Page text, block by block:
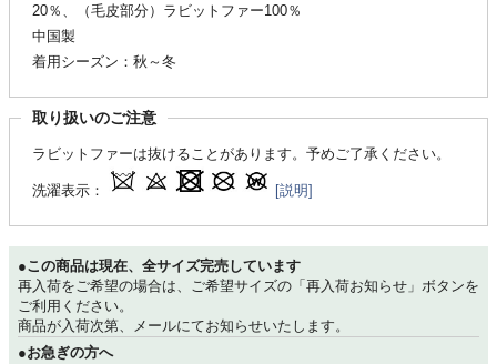
20％、（毛皮部分）ラビットファー100％
中国製
着用シーズン：秋～冬
取り扱いのご注意
ラビットファーは抜けることがあります。予めご了承ください。
洗濯表示： [説明]
●この商品は現在、全サイズ完売しています
再入荷をご希望の場合は、ご希望サイズの「再入荷お知らせ」ボタンを
ご利用ください。
商品が入荷次第、メールにてお知らせいたします。
●お急ぎの方へ